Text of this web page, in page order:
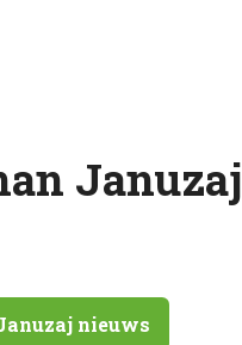
Januzaj
nieuws